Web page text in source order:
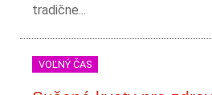
tradične...
VOĽNÝ ČAS